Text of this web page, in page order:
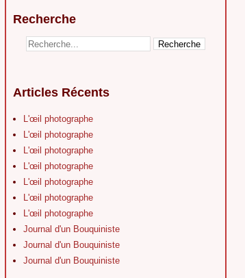
Recherche
Articles Récents
L'œil photographe
L'œil photographe
L'œil photographe
L'œil photographe
L'œil photographe
L'œil photographe
L'œil photographe
Journal d'un Bouquiniste
Journal d'un Bouquiniste
Journal d'un Bouquiniste